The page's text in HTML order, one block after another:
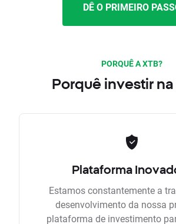
DÊ O PRIMEIRO
PORQUÊ A XTB?
Porquê investir na
Plataforma
Estamos constantemente a
desenvolvimento da nossa
plataforma de investimento